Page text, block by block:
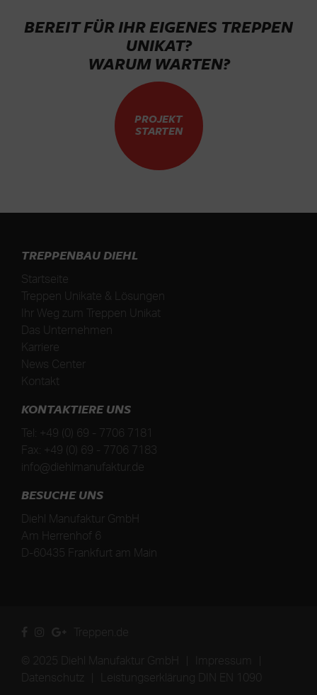
BEREIT FÜR IHR EIGENES TREPPEN
UNIKAT?
WARUM WARTEN?
PROJEKT
STARTEN
TREPPENBAU DIEHL
Startseite
Treppen Unikate & Lösungen
Ihr Weg zum Treppen Unikat
Das Unternehmen
Karriere
News Center
Kontakt
KONTAKTIERE UNS
Tel: +49 (0) 69 - 7706 7181
Fax: +49 (0) 69 - 7706 7183
info@diehlmanufaktur.de
BESUCHE UNS
Diehl Manufaktur GmbH
Am Herrenhof 6
D-60435 Frankfurt am Main
Treppen.de
© 2025 Diehl Manufaktur GmbH
Impressum
Datenschutz
Leistungserklärung DIN EN 1090